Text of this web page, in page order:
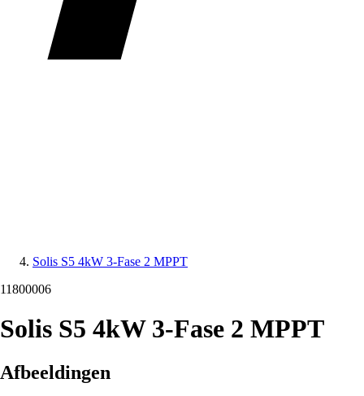
Solis S5 4kW 3-Fase 2 MPPT
11800006
Solis S5 4kW 3-Fase 2 MPPT
Afbeeldingen